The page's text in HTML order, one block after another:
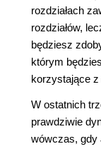
rozdziałach
rozdziałów,
będziesz
którym
korzystające z
W ostatnich
prawdziwie
wówczas, gdy